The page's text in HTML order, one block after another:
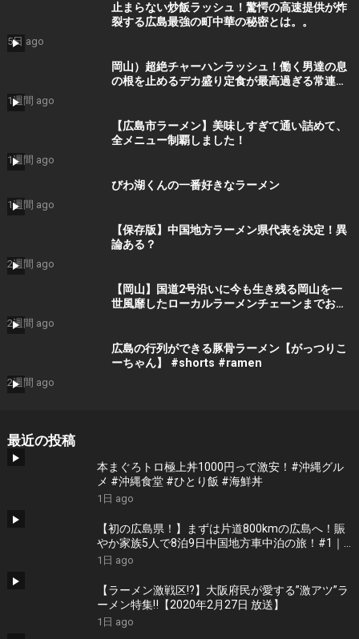
止まらない炒飯ラッシュ！驚愕の高速提供が炸
裂する広島最強の町中華の秘密とは。。
5日 ago
岡山）超絶チャーハンラッシュ！働く男達の息
の根を止めるデカ盛り定食が最高過ぎる常連殺
1週間 ago
【広島市ラーメン】美味しすぎて通い詰めて、
全メニュー制覇しました！
1週間 ago
びわ湖くんの一番好きなラーメン
1週間 ago
【保存版】中国地方ラーメン県代表を決定！異
論ある？
2週間 ago
【岡山】国道2号沿いに今も生き残る岡山を一
世風靡したローカルラーメンチェーンまでお昼
2週間 ago
広島の行列ができる豚骨ラーメン【がっつりこ
ーちゃん】 #shorts #ramen
2週間 ago
最近の投稿
本まぐろトロ極上丼1000円って激安！#沖縄グル
メ #沖縄食堂 #ひとり飯 #海鮮丼
1日 ago
【初の広島県！】まずは片道800kmの広島へ！賑
やか家族5人で8泊9日中国地方車中泊の旅！#1｜
風情溢れる尾道と家族大絶賛のご当地ラーメン｜
全国制覇！＞
1日 ago
【ラーメン激戦区!?】大阪府民が愛する”激アツ”ラ
ーメン特集‼︎【2020年2月27日 放送】
1日 ago